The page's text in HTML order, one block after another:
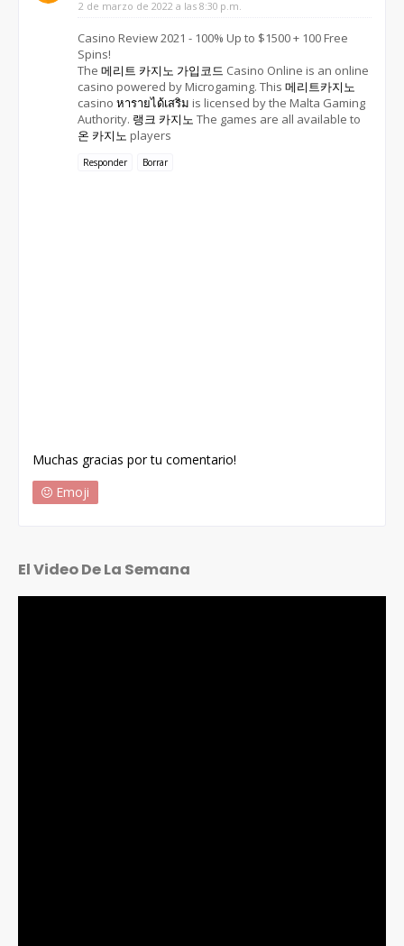
2 de marzo de 2022 a las 8:30 p.m.
Casino Review 2021 - 100% Up to $1500 + 100 Free
Spins!
The 메리트 카지노 가입코드 Casino Online is an online
casino powered by Microgaming. This 메리트카지노
casino หารายได้เสริม is licensed by the Malta Gaming
Authority. 랭크 카지노 The games are all available to
온 카지노 players
Responder Borrar
Muchas gracias por tu comentario!
Emoji
El Video De La Semana